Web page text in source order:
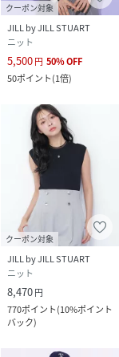
クーポン対象
JILL by JILL STUART
ニット
5,500円 50%OFF
50ポイント(1倍)
クーポン対象
JILL by JILL STUART
ニット
8,470円
770ポイント(10%ポイント
バック)